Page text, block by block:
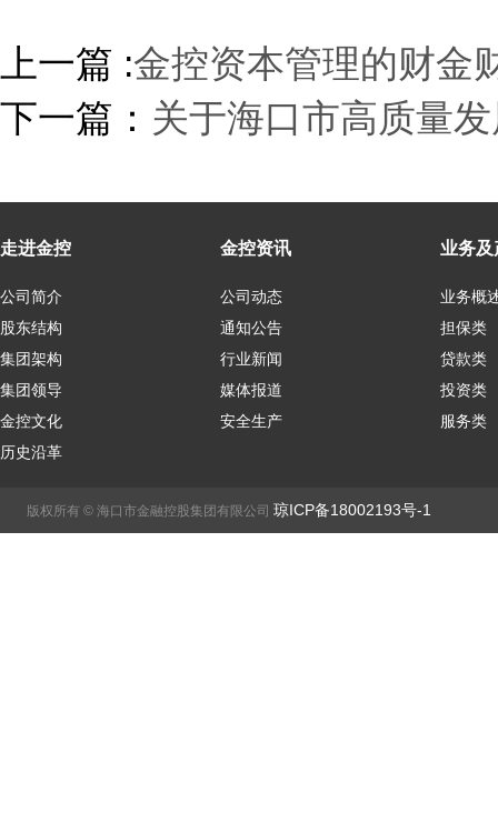
上一篇 :金控资本管理的财金
下一篇： 关于海口市高质量
走进金控
公司简介
股东结构
集团架构
集团领导
金控文化
历史沿革
金控资讯
公司动态
通知公告
行业新闻
媒体报道
安全生产
业务及
业务概
担保类
贷款类
投资类
服务类
版权所有 © 海口市金融控股集团有限公司 琼ICP备18002193号-1